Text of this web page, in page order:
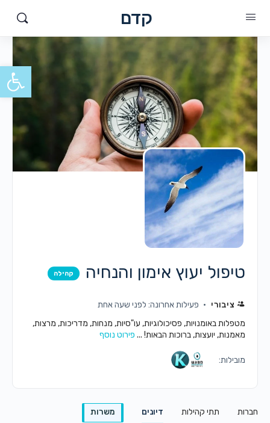
קדם
טיפול יעוץ אימון והנחיה קהילה
ציבורי
פעילות אחרונה: לפני שעה אחת
מטפלות באומנויות, פסיכולוגיות, עו"סיות, מנחות, מדריכות, מרצות,
מאמנות, יועצות, ברוכות הבאות! ... פירוט נוסף
מובילות:
חברות תתי קהילות דיונים משרות
פתח